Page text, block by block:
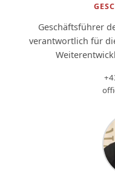
Geschäftsführer
verantwortlich für